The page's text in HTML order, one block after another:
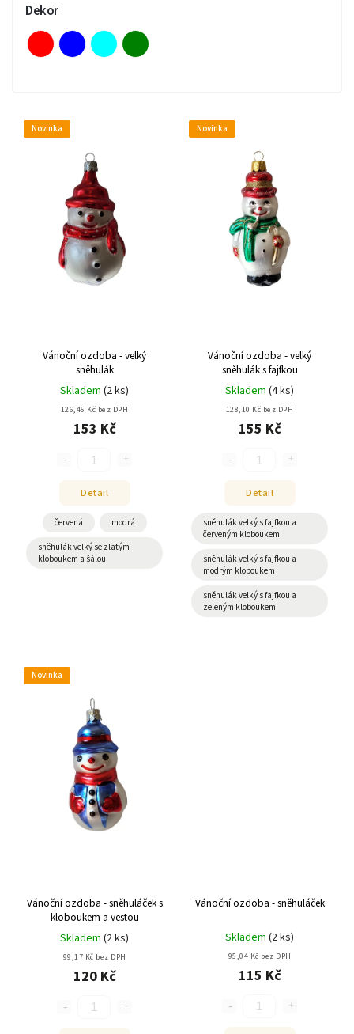
Dekor
Novinka
Vánoční ozdoba - velký
sněhulák
Skladem (2 ks)
126,45 Kč bez DPH
153 Kč
Detail
červená modrá
sněhulák velký se zlatým
kloboukem a šálou
Novinka
Vánoční ozdoba - velký
sněhulák s fajfkou
Skladem (4 ks)
128,10 Kč bez DPH
155 Kč
Detail
sněhulák velký s fajfkou a
červeným kloboukem
sněhulák velký s fajfkou a
modrým kloboukem
sněhulák velký s fajfkou a
zeleným kloboukem
Novinka
Vánoční ozdoba - sněhuláček s
kloboukem a vestou
Skladem (2 ks)
99,17 Kč bez DPH
120 Kč
Vánoční ozdoba - sněhuláček
Skladem (2 ks)
95,04 Kč bez DPH
115 Kč